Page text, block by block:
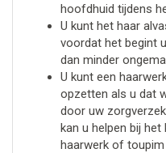
hoofdhuid tijdens
U kunt het haar
voordat het begint
dan minder
U kunt een
opzetten als u dat
door uw
kan u helpen bij het
haarwerk of toupim